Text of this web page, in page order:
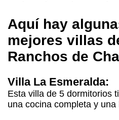
Aquí hay
mejores villas
Ranchos de
Villa La Esmeralda:
Esta villa de 5 dormitorios
una cocina completa y